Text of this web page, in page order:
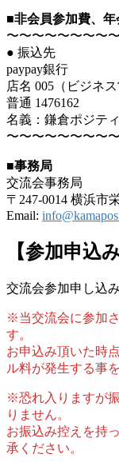
■非会員参加費、
〜〜〜〜〜〜〜〜
● 振込先
paypay銀行
店名 005（ビジネス
普通 1476162
名義：鎌倉ポジテ
〜〜〜〜〜〜〜〜
■事務局
交流会事務局
〒247-0014 横浜市
Email:
【参加申込み
交流会参加申し込
※当交流会に参加
す。
お申込み頂いた時
ル料が発生する事
※恐れ入りますが
りません。
お振込み控えを持
承ください。